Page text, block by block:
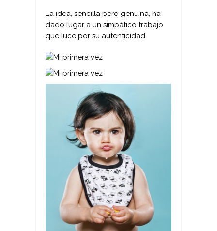
La idea, sencilla pero genuina, ha
dado lugar a un simpático trabajo
que luce por su autenticidad.